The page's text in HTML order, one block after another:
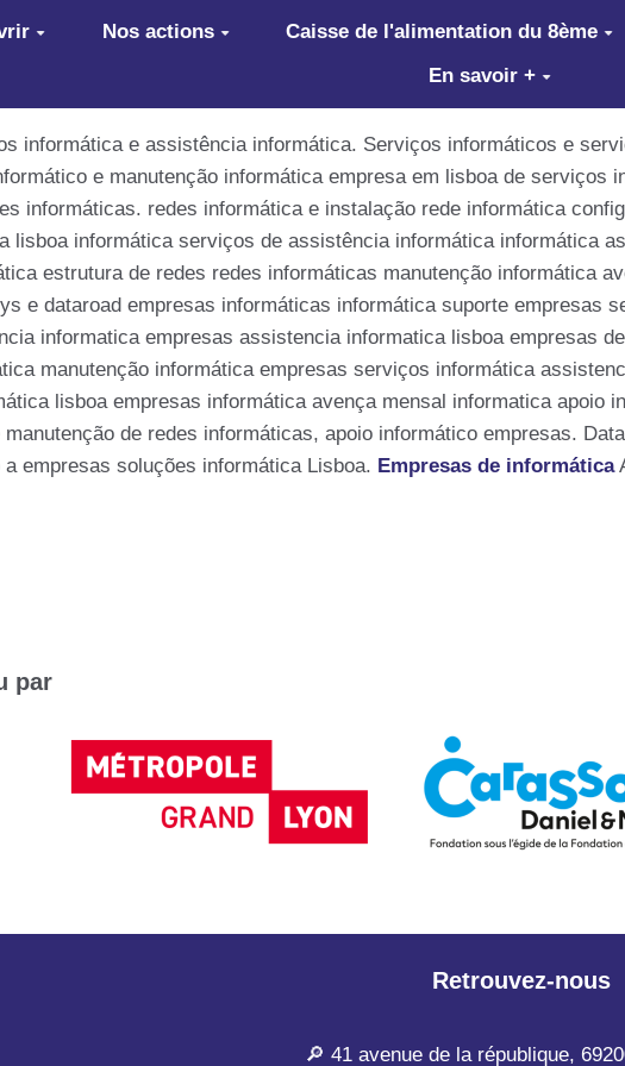
Nos actions Caisse de l'alimentation du 8ème
En savoir +
informática e assistência informática. Serviços informáticos e
e manutenção informática empresa em lisboa de
informáticas. redes informática e instalação rede informática
lisboa informática serviços de assistência informática informática
estrutura de redes redes informáticas manutenção informática
e dataroad empresas informáticas informática suporte empresas
informatica empresas assistencia informatica lisboa empresas
manutenção informática empresas serviços informática
lisboa empresas informática avença mensal informatica apoio
de redes informáticas, apoio informático empresas.
empresas soluções informática Lisboa. Empresas de informática
par
Retrouvez-nous
🔎 41 avenue de la république,